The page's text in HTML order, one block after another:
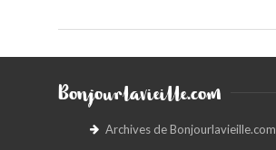
Bonjourlavieille.com
Archives de Bonjourlavieille.com